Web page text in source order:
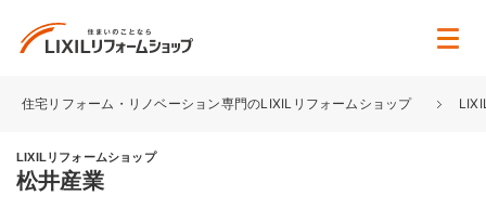
住宅リフォーム・リノベーション専門のLIXILリフォームショップ
LIXILリフォームショップ
松井産業